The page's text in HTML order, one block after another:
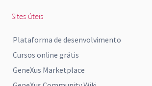
Sites úteis
Plataforma de desenvolvimento
Cursos online grátis
GeneXus Marketplace